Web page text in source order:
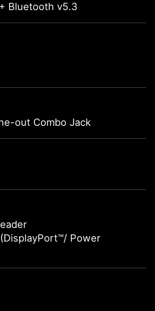
Bluetooth v5.3
out Combo Jack
Power